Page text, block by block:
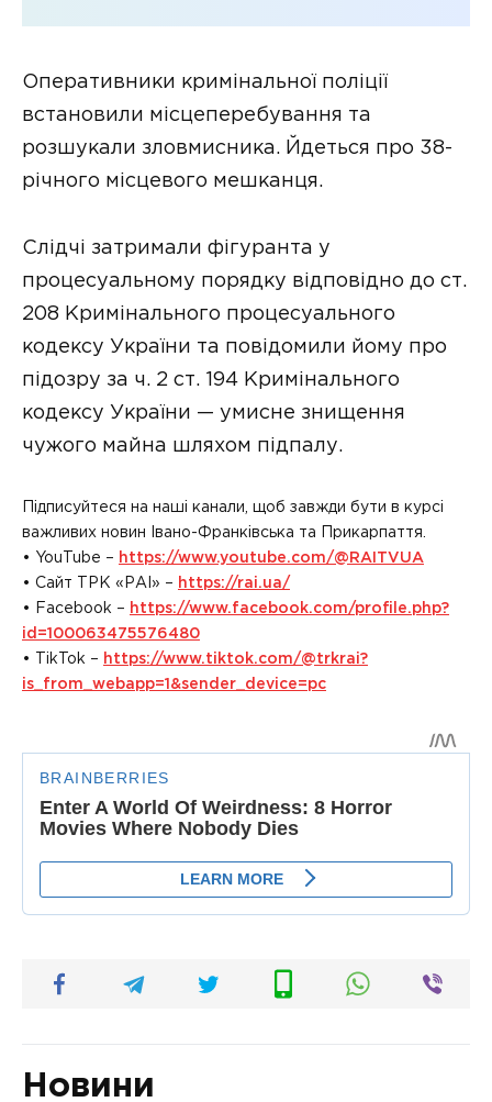
Оперативники кримінальної поліції
встановили місцеперебування та
розшукали зловмисника. Йдеться про 38-
річного місцевого мешканця.
Слідчі затримали фігуранта у
процесуальному порядку відповідно до ст.
208 Кримінального процесуального
кодексу України та повідомили йому про
підозру за ч. 2 ст. 194 Кримінального
кодексу України — умисне знищення
чужого майна шляхом підпалу.
Підписуйтеся на наші канали, щоб завжди бути в курсі
важливих новин Івано-Франківська та Прикарпаття.
• YouTube – https://www.youtube.com/@RAITVUA
• Сайт ТРК «РАІ» – https://rai.ua/
• Facebook – https://www.facebook.com/profile.php?
id=100063475576480
• TikTok – https://www.tiktok.com/@trkrai?
is_from_webapp=1&sender_device=pc
Новини